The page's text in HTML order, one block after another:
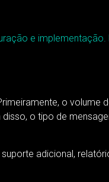
e
o volume
o tipo de
adicional,